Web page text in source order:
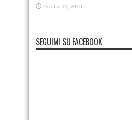
October 11, 2016
SEGUIMI SU FACEBOOK